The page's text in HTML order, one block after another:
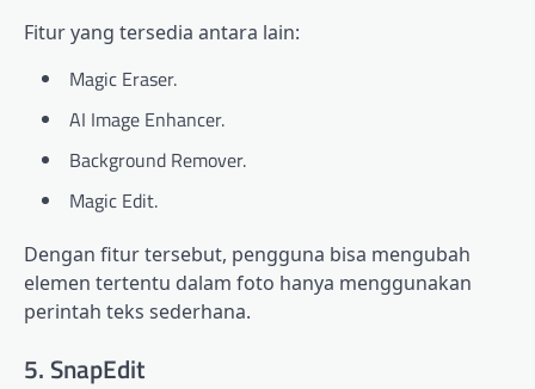
Fitur yang tersedia antara lain:
Magic Eraser.
AI Image Enhancer.
Background Remover.
Magic Edit.
Dengan fitur tersebut, pengguna bisa mengubah
elemen tertentu dalam foto hanya menggunakan
perintah teks sederhana.
5. SnapEdit